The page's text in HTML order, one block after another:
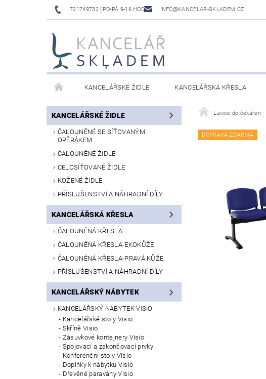
721749732 (PO-PÁ 9-16 HOD) INFO@KANCELAR-SKLADEM.CZ
KANCELÁŘSKÉ ŽIDLE KANCELÁŘSKÁ KŘESLA
LAVICE DO ČEKÁREN VÝŠKOVĚ NASTAVITELNÉ STOLY
KANCELÁŘSKÉ ŽIDLE
ČALOUNĚNÉ SE SÍŤOVANÝM
OPĚRÁKEM
ČALOUNĚNÉ ŽIDLE
CELOSÍŤOVANÉ ŽIDLE
KOŽENÉ ŽIDLE
PŘÍSLUŠENSTVÍ A NÁHRADNÍ DÍLY
KANCELÁŘSKÁ KŘESLA
ČALOUNĚNÁ KŘESLA
ČALOUNĚNÁ KŘESLA-EKOKŮŽE
ČALOUNĚNÁ KŘESLA-PRAVÁ KŮŽE
PŘÍSLUŠENSTVÍ A NÁHRADNÍ DÍLY
KANCELÁŘSKÝ NÁBYTEK
KANCELÁŘSKÝ NÁBYTEK VISIO
Kancelářské stoly Visio
Skříně Visio
Zásuvkové kontejnery Visio
Spojovací a zakončovací prvky
Konferenční stoly Visio
Doplňky k nábytku Visio
Dřevěné paravány Visio
Lavice do čekáren
DOPRAVA ZDARMA